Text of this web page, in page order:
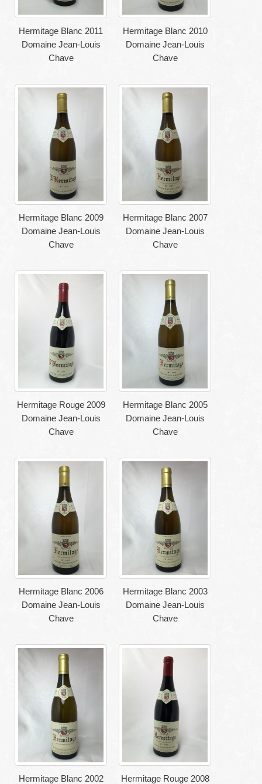
Hermitage Blanc 2011
Domaine Jean-Louis
Chave
Hermitage Blanc 2010
Domaine Jean-Louis
Chave
Hermitage Blanc 2009
Domaine Jean-Louis
Chave
Hermitage Blanc 2007
Domaine Jean-Louis
Chave
Hermitage Rouge 2009
Domaine Jean-Louis
Chave
Hermitage Blanc 2005
Domaine Jean-Louis
Chave
Hermitage Blanc 2006
Domaine Jean-Louis
Chave
Hermitage Blanc 2003
Domaine Jean-Louis
Chave
Hermitage Blanc 2002
Hermitage Rouge 2008